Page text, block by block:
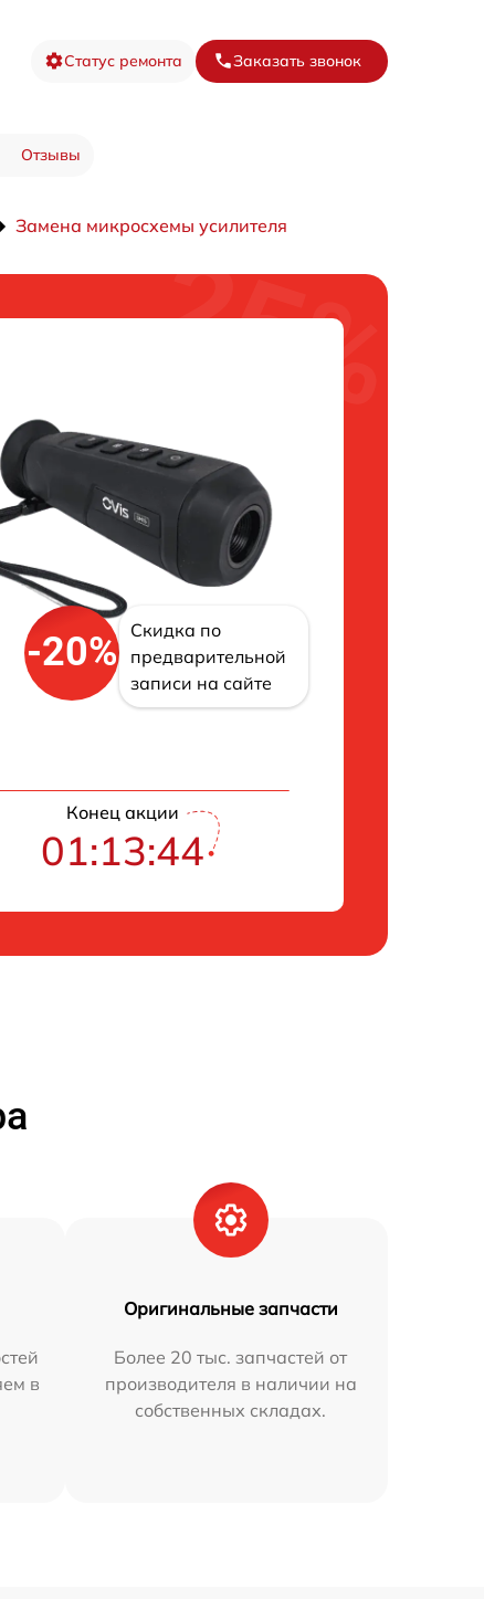
Статус ремонта Заказать звонок
Отзывы
Замена микросхемы усилителя
-20%
Скидка по
предварительной
записи на сайте
Конец акции
01:13:43
в
Оригинальные запчасти
Более 20 тыс. запчастей от
производителя в наличии на
собственных складах.